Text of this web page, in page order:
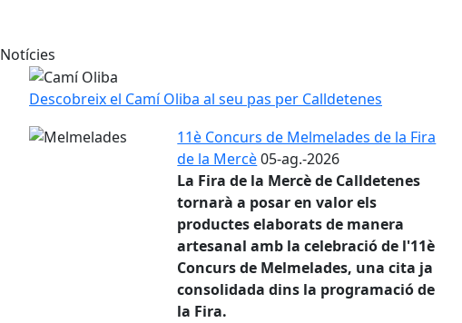
Notícies
Descobreix el Camí Oliba al seu pas per Calldetenes
11è Concurs de Melmelades de la Fira
de la Mercè05-ag.-2026
La Fira de la Mercè de Calldetenes
tornarà a posar en valor els
productes elaborats de manera
artesanal amb la celebració de l'11è
Concurs de Melmelades, una cita ja
consolidada dins la programació de
la Fira.